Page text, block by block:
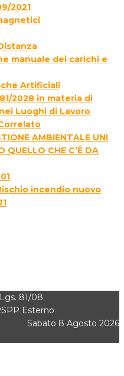
2021
manuale dei carichi e
Artificiali
2028 in materia di
Luoghi di Lavoro
AMBIENTALE UNI
QUELLO CHE C’È DA
incendio nuovo
81/08
Esterno
Sabato 8 Agosto 2026